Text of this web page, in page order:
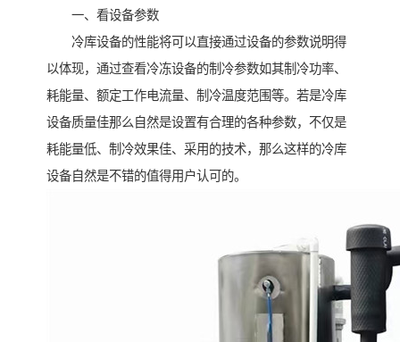
一、看设备参数
冷库设备的性能将可以直接通过设备的参数说明得
以体现，通过查看冷冻设备的制冷参数如其制冷功率、
耗能量、额定工作电流量、制冷温度范围等。若是冷库
设备质量佳那么自然是设置有合理的各种参数，不仅是
耗能量低、制冷效果佳、采用的技术，那么这样的冷库
设备自然是不错的值得用户认可的。